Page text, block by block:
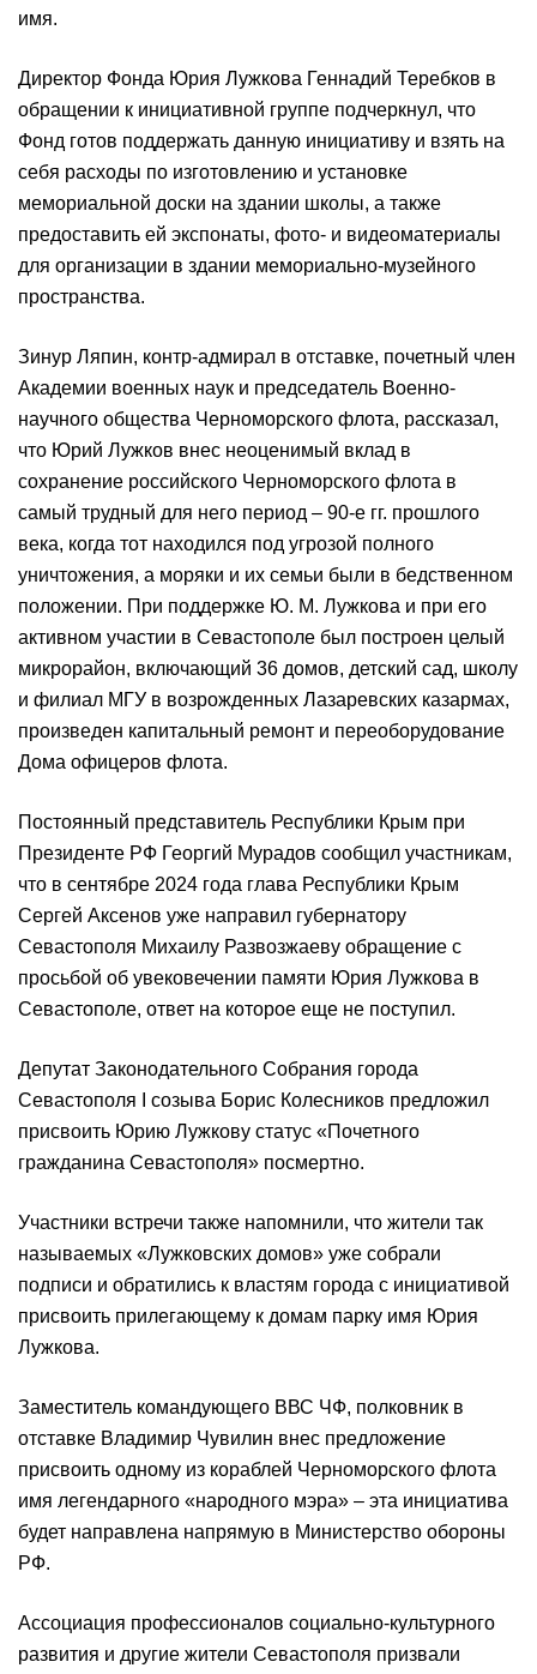
имя.
Директор Фонда Юрия Лужкова Геннадий Теребков в
обращении к инициативной группе подчеркнул, что
Фонд готов поддержать данную инициативу и взять на
себя расходы по изготовлению и установке
мемориальной доски на здании школы, а также
предоставить ей экспонаты, фото- и видеоматериалы
для организации в здании мемориально-музейного
пространства.
Зинур Ляпин, контр-адмирал в отставке, почетный член
Академии военных наук и председатель Военно-
научного общества Черноморского флота, рассказал,
что Юрий Лужков внес неоценимый вклад в
сохранение российского Черноморского флота в
самый трудный для него период – 90-е гг. прошлого
века, когда тот находился под угрозой полного
уничтожения, а моряки и их семьи были в бедственном
положении. При поддержке Ю. М. Лужкова и при его
активном участии в Севастополе был построен целый
микрорайон, включающий 36 домов, детский сад, школу
и филиал МГУ в возрожденных Лазаревских казармах,
произведен капитальный ремонт и переоборудование
Дома офицеров флота.
Постоянный представитель Республики Крым при
Президенте РФ Георгий Мурадов сообщил участникам,
что в сентябре 2024 года глава Республики Крым
Сергей Аксенов уже направил губернатору
Севастополя Михаилу Развозжаеву обращение с
просьбой об увековечении памяти Юрия Лужкова в
Севастополе, ответ на которое еще не поступил.
Депутат Законодательного Собрания города
Севастополя I созыва Борис Колесников предложил
присвоить Юрию Лужкову статус «Почетного
гражданина Севастополя» посмертно.
Участники встречи также напомнили, что жители так
называемых «Лужковских домов» уже собрали
подписи и обратились к властям города с инициативой
присвоить прилегающему к домам парку имя Юрия
Лужкова.
Заместитель командующего ВВС ЧФ, полковник в
отставке Владимир Чувилин внес предложение
присвоить одному из кораблей Черноморского флота
имя легендарного «народного мэра» – эта инициатива
будет направлена напрямую в Министерство обороны
РФ.
Ассоциация профессионалов социально-культурного
развития и другие жители Севастополя призвали